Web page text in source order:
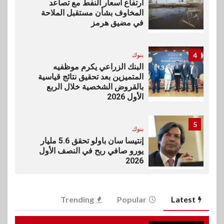
ارتفاع أسعار النفط مع تصاعد
المخاوف بشأن مستقبل الملاحة
في مضيق هرمز
4 بنوك
البنك الزراعي يكرم موظفيه
المتميزين بعد تحقيق نتائج قياسية
بالقروض الشخصية خلال الربع
الأول 2026
5
بنوك
إنتيسا سان باولو تحقق 5.6 مليار
يورو صافي ربح في النصف الأول
2026
غرفة القاهرة تنظم ندوة إلكترونية
لدعم الصادرات وتحقيق
Latest
Popular
Trending